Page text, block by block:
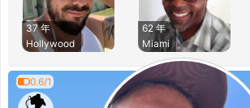
37 年
Hollywood
62 年
Miami
0.6/1